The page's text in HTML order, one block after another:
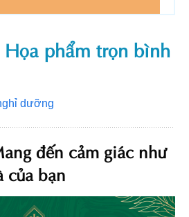
phẩm trọn bình
dưỡng
đến cảm giác như
của bạn